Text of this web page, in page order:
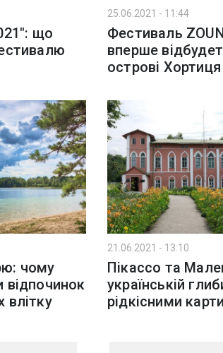
що
25.06.2021 - 11:44
Фестиваль
вперше
острові Хортиця
чому
відпочинок
влітку
21.06.2021 - 13:10
Пікассо та
українській
рідкісними